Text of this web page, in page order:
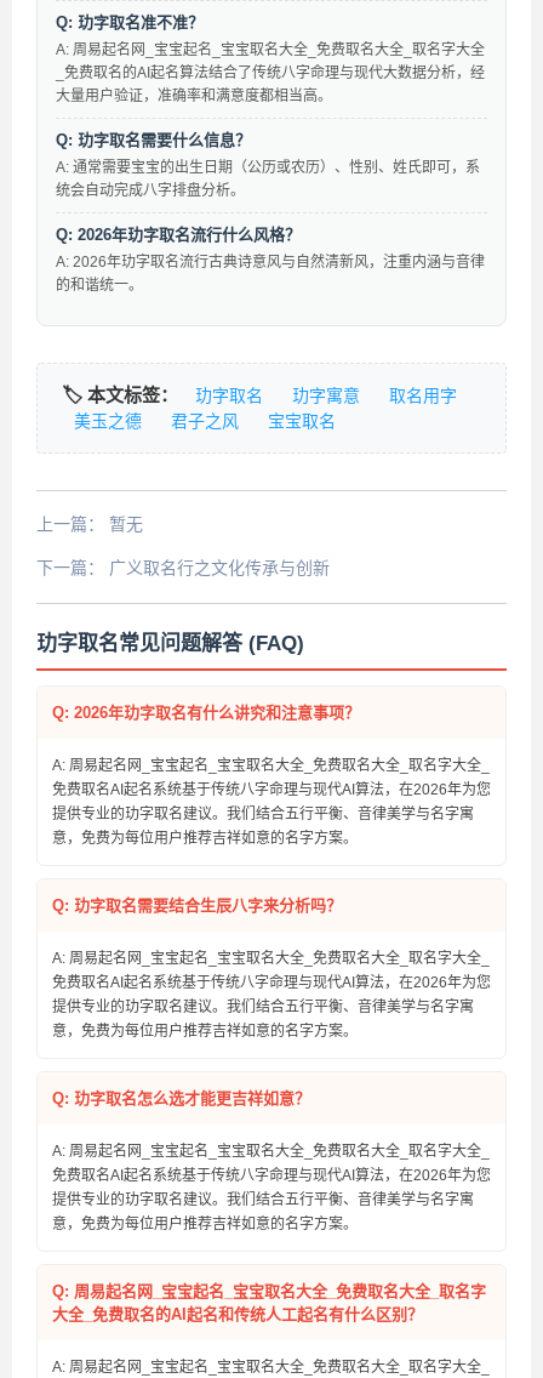
Q: 玏字取名准不准？
A: 周易起名网_宝宝起名_宝宝取名大全_免费取名大全_取名字大全
_免费取名的AI起名算法结合了传统八字命理与现代大数据分析，经
大量用户验证，准确率和满意度都相当高。
Q: 玏字取名需要什么信息？
A: 通常需要宝宝的出生日期（公历或农历）、性别、姓氏即可，系
统会自动完成八字排盘分析。
Q: 2026年玏字取名流行什么风格？
A: 2026年玏字取名流行古典诗意风与自然清新风，注重内涵与音律
的和谐统一。
🏷️ 本文标签： 玏字取名 玏字寓意
取名用字
美玉之德
君子之风 宝宝取名
上一篇： 暂无
下一篇： 广义取名行之文化传承与创新
玏字取名常见问题解答 (FAQ)
Q: 2026年玏字取名有什么讲究和注意事项？
A: 周易起名网_宝宝起名_宝宝取名大全_免费取名大全_取名字大全_
免费取名AI起名系统基于传统八字命理与现代AI算法，在2026年为您
提供专业的玏字取名建议。我们结合五行平衡、音律美学与名字寓
意，免费为每位用户推荐吉祥如意的名字方案。
Q: 玏字取名需要结合生辰八字来分析吗？
A: 周易起名网_宝宝起名_宝宝取名大全_免费取名大全_取名字大全_
免费取名AI起名系统基于传统八字命理与现代AI算法，在2026年为您
提供专业的玏字取名建议。我们结合五行平衡、音律美学与名字寓
意，免费为每位用户推荐吉祥如意的名字方案。
Q: 玏字取名怎么选才能更吉祥如意？
A: 周易起名网_宝宝起名_宝宝取名大全_免费取名大全_取名字大全_
免费取名AI起名系统基于传统八字命理与现代AI算法，在2026年为您
提供专业的玏字取名建议。我们结合五行平衡、音律美学与名字寓
意，免费为每位用户推荐吉祥如意的名字方案。
Q: 周易起名网_宝宝起名_宝宝取名大全_免费取名大全_取名字
大全_免费取名的AI起名和传统人工起名有什么区别？
A: 周易起名网_宝宝起名_宝宝取名大全_免费取名大全_取名字大全_